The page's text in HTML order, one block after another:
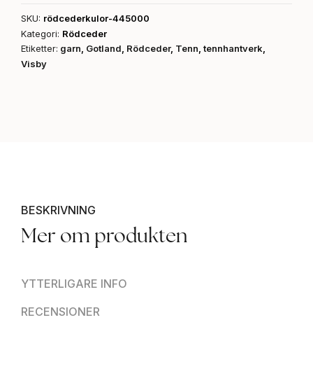
SKU: rödcederkulor-445000
Kategori: Rödceder
Etiketter: garn, Gotland, Rödceder, Tenn, tennhantverk,
Visby
BESKRIVNING
YTTERLIGARE INFO
RECENSIONER
Mer om produkten